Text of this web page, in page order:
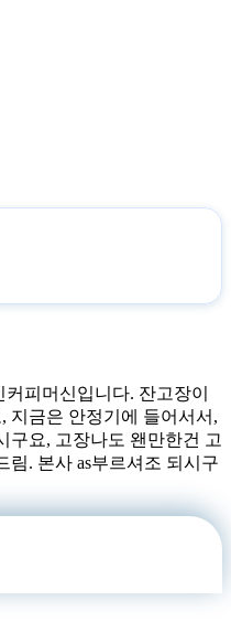
피머신입니다. 잔고장이
지금은 안정기에 들어서서,
구요, 고장나도 왠만한건 고
림. 본사 as부르셔조 되시구